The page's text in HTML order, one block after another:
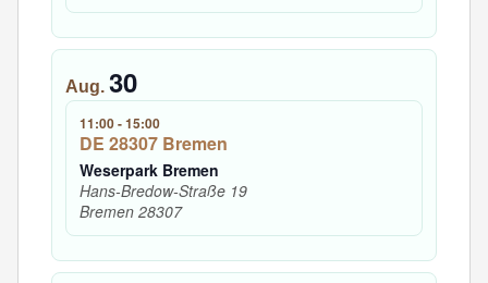
Aug. 30
11:00-15:00
DE 28307 Bremen
Weserpark Bremen
Hans-Bredow-Straße 19
Bremen 28307